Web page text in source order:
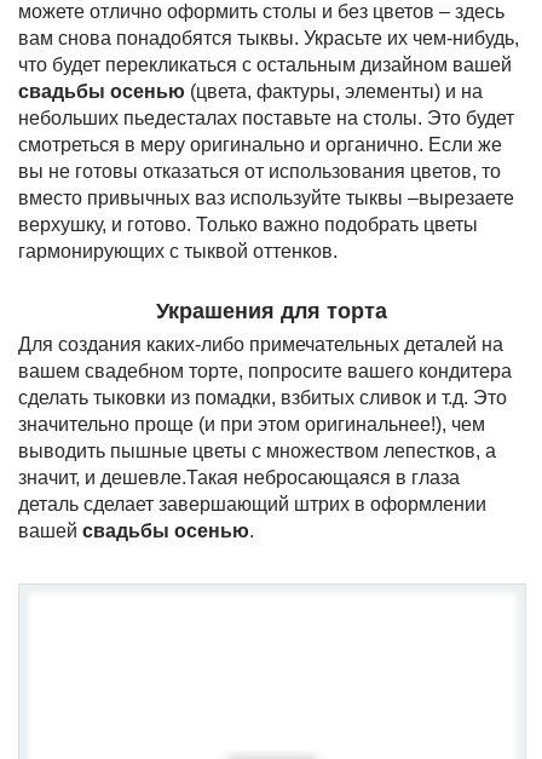
можете отлично оформить столы и без цветов – здесь
вам снова понадобятся тыквы. Украсьте их чем-нибудь,
что будет перекликаться с остальным дизайном вашей
свадьбы осенью (цвета, фактуры, элементы) и на
небольших пьедесталах поставьте на столы. Это будет
смотреться в меру оригинально и органично. Если же
вы не готовы отказаться от использования цветов, то
вместо привычных ваз используйте тыквы –вырезаете
верхушку, и готово. Только важно подобрать цветы
гармонирующих с тыквой оттенков.
Украшения для торта
Для создания каких-либо примечательных деталей на
вашем свадебном торте, попросите вашего кондитера
сделать тыковки из помадки, взбитых сливок и т.д. Это
значительно проще (и при этом оригинальнее!), чем
выводить пышные цветы с множеством лепестков, а
значит, и дешевле.Такая небросающаяся в глаза
деталь сделает завершающий штрих в оформлении
вашей свадьбы осенью.